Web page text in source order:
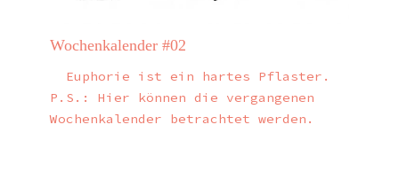
Wochenkalender #02
Euphorie ist ein hartes Pflaster.
P.S.: Hier können die vergangenen
Wochenkalender betrachtet werden.